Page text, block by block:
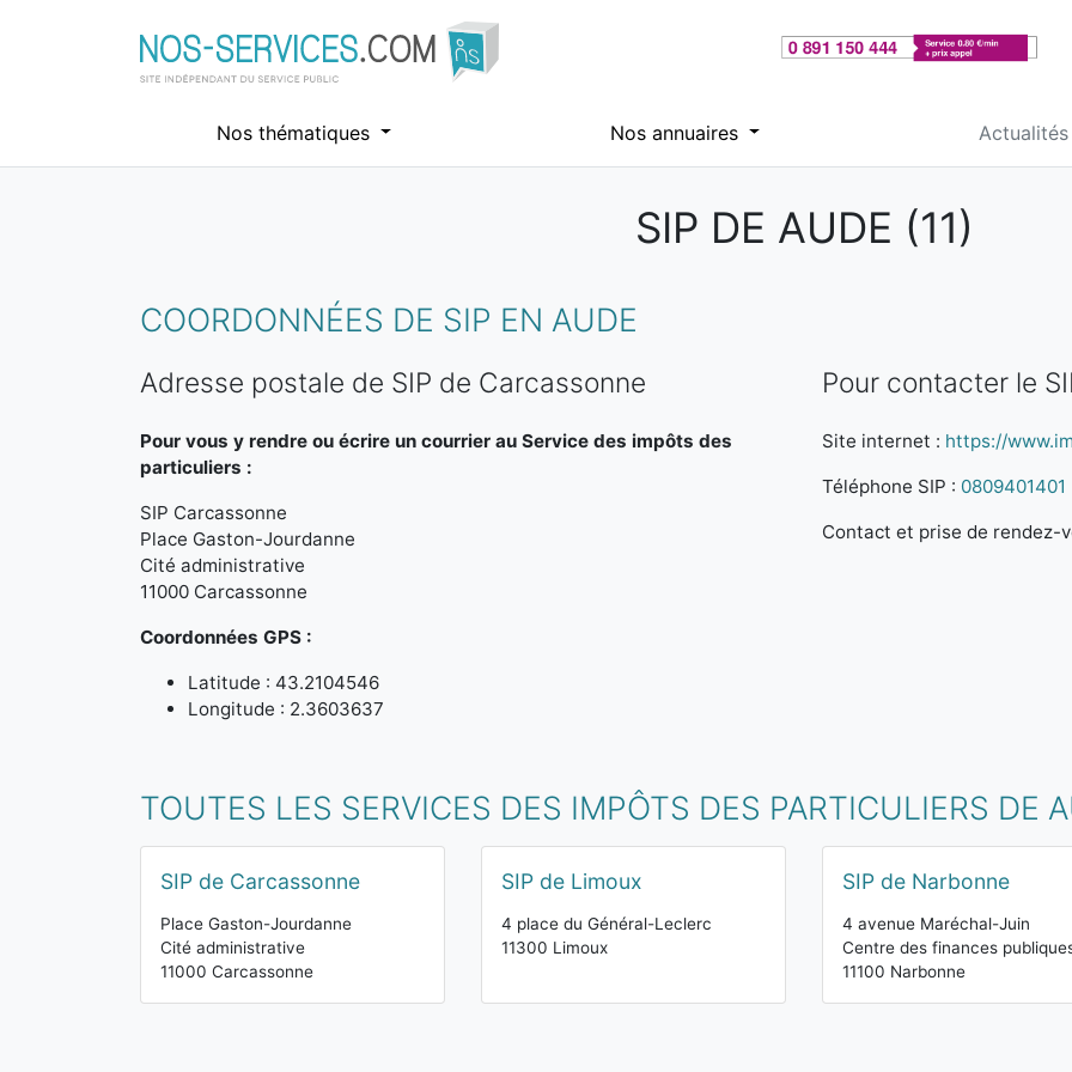
Nos thématiques Nos annuaires Actualités
SIP DE AUDE (11)
COORDONNÉES DE SIP EN AUDE
Adresse postale de SIP de Carcassonne
Pour vous y rendre ou écrire un courrier au Service des impôts des
particuliers :
SIP Carcassonne
Place Gaston-Jourdanne
Cité administrative
11000 Carcassonne
Coordonnées GPS :
Latitude : 43.2104546
Longitude : 2.3603637
Pour contacter le
Site internet : https://
Téléphone SIP : 0809401401
Contact et prise de rendez-
TOUTES LES SERVICES DES IMPÔTS DES PARTICULIERS DE
SIP de Carcassonne
Place Gaston-Jourdanne
Cité administrative
11000 Carcassonne
SIP de Limoux
4 place du Général-Leclerc
11300 Limoux
SIP de Narbonne
4 avenue Maréchal-Juin
Centre des finances
11100 Narbonne